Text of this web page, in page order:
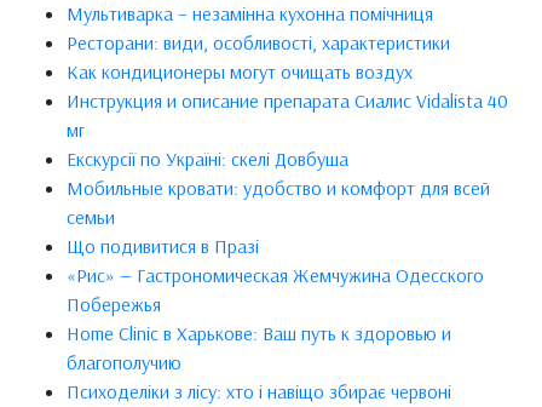
Мультиварка – незамінна кухонна помічниця
Ресторани: види, особливості, характеристики
Как кондиционеры могут очищать воздух
Инструкция и описание препарата Сиалис Vidalista 40
мг
Екскурсії по Україні: скелі Довбуша
Мобильные кровати: удобство и комфорт для всей
семьи
Що подивитися в Празі
«Рис» — Гастрономическая Жемчужина Одесского
Побережья
Home Clinic в Харькове: Ваш путь к здоровью и
благополучию
Психоделіки з лісу: хто і навіщо збирає червоні